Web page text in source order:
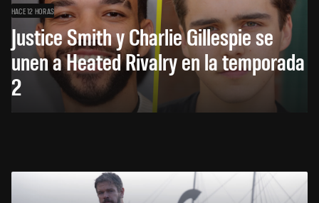
HACE 12 HORAS
Justice Smith y Charlie Gillespie se
unen a Heated Rivalry en la temporada
2